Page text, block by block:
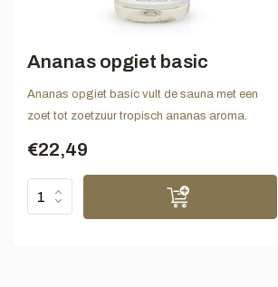
Ananas opgiet basic
Ananas opgiet basic vult de sauna met een
zoet tot zoetzuur tropisch ananas aroma.
€22,49